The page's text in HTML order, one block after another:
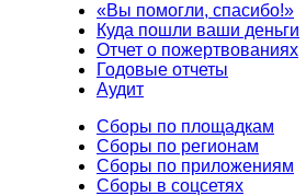
«Вы помогли, спасибо!»
Куда пошли ваши деньги
Отчет о пожертвованиях
Годовые отчеты
Аудит
Сборы по площадкам
Сборы по регионам
Сборы по приложениям
Сборы в соцсетях